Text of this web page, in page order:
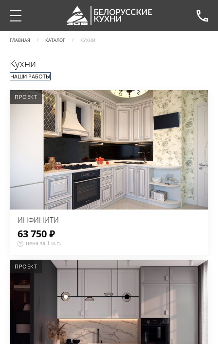
ГЛАВНАЯ КАТАЛОГ КУХНИ
Кухни
НАШИ РАБОТЫ
ПРОЕКТ
ИНФИНИТИ
63 750 ₽
цена за 1 м.п.
ПРОЕКТ